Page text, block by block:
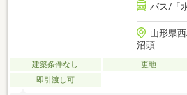
バス/「
山形県
沼頭
建築条件なし 更地
即引渡し可